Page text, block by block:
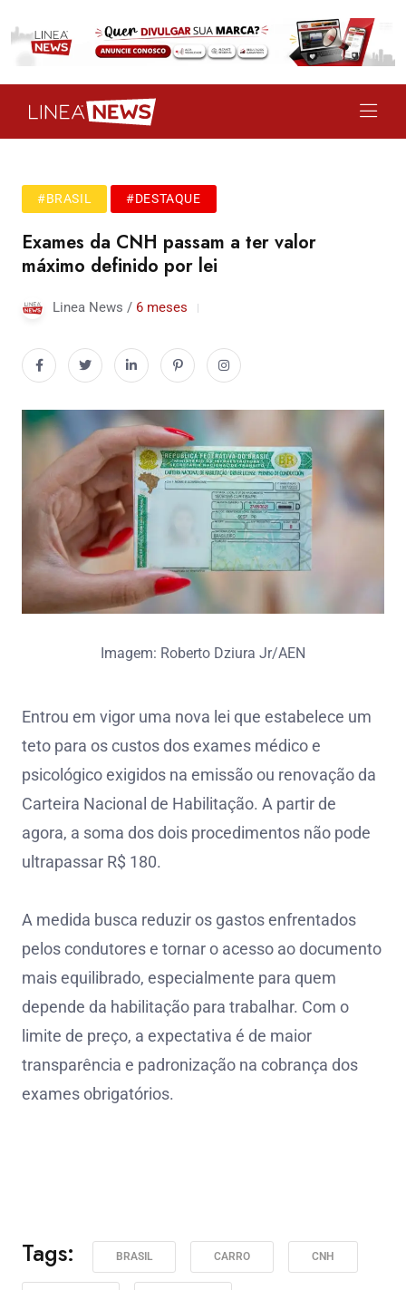
#BRASIL #DESTAQUE
Exames da CNH passam a ter valor
máximo definido por lei
Linea News / 6 meses
Imagem: Roberto Dziura Jr/AEN
Entrou em vigor uma nova lei que estabelece um
teto para os custos dos exames médico e
psicológico exigidos na emissão ou renovação da
Carteira Nacional de Habilitação. A partir de
agora, a soma dos dois procedimentos não pode
ultrapassar R$ 180.
A medida busca reduzir os gastos enfrentados
pelos condutores e tornar o acesso ao documento
mais equilibrado, especialmente para quem
depende da habilitação para trabalhar. Com o
limite de preço, a expectativa é de maior
transparência e padronização na cobrança dos
exames obrigatórios.
Tags: BRASIL CARRO CNH